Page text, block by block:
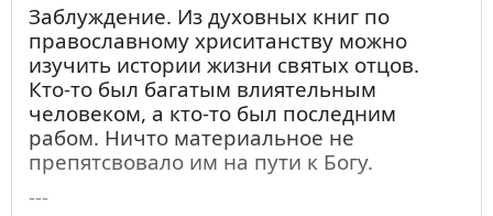
Заблуждение. Из духовных книг по
православному хриситанству можно
изучить истории жизни святых отцов.
Кто-то был багатым влиятельным
человеком, а кто-то был последним
рабом. Ничто материальное не
препятсвовало им на пути к Богу.
---